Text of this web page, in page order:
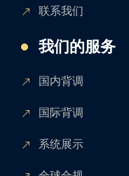
联系我们
我们的服务
国内背调
国际背调
系统展示